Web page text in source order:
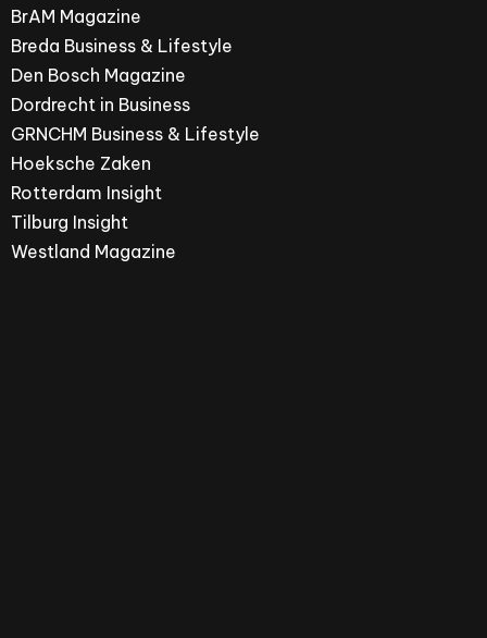
BrAM Magazine
Breda Business & Lifestyle
Den Bosch Magazine
Dordrecht in Business
GRNCHM Business & Lifestyle
Hoeksche Zaken
Rotterdam Insight
Tilburg Insight
Westland Magazine